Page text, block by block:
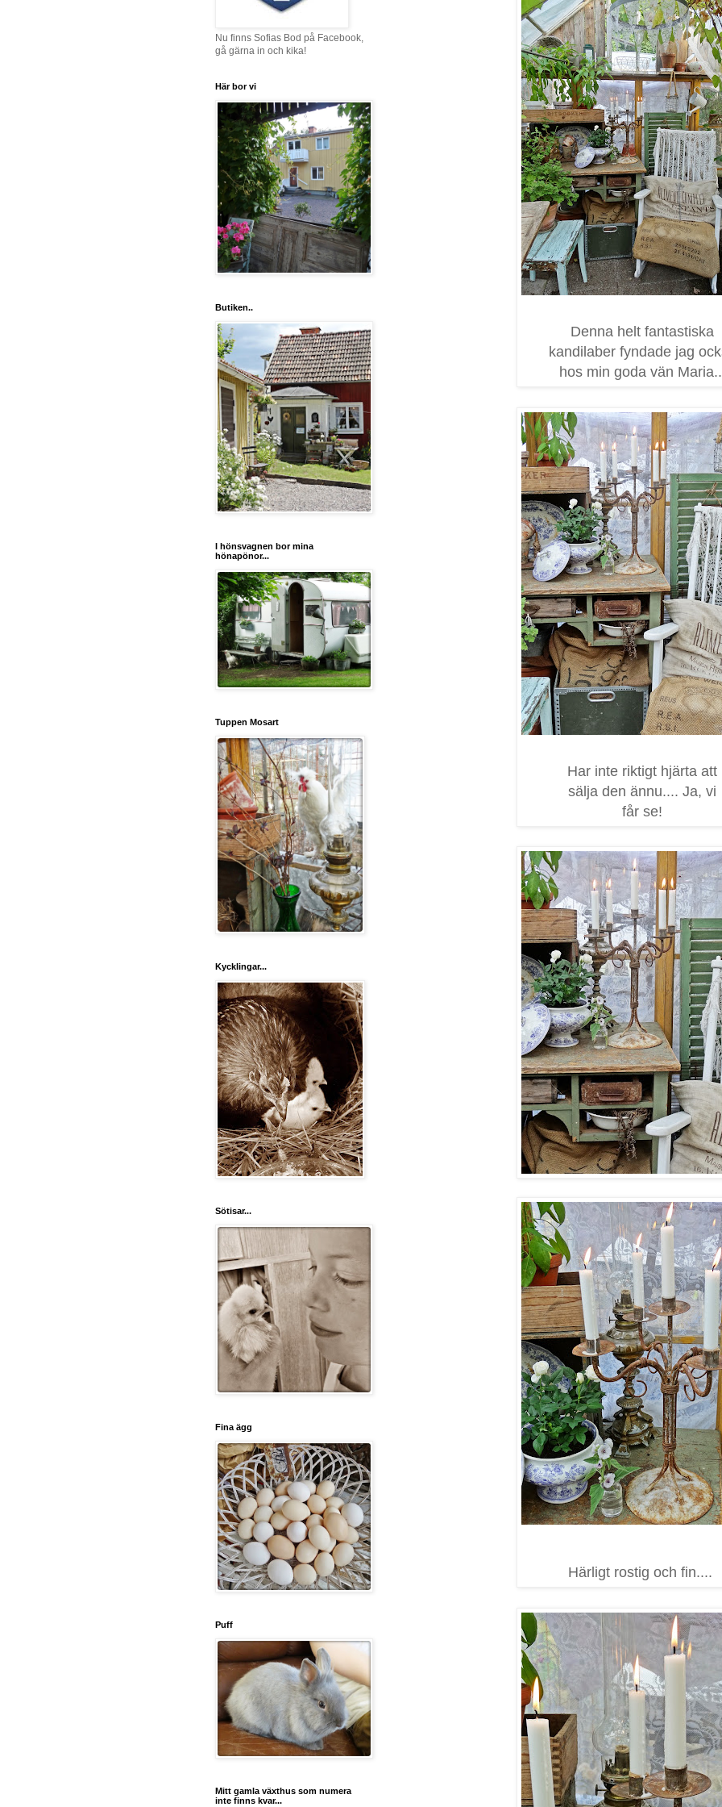
Denna helt fantastiska
kandilaber fyndade jag
hos min goda vän
Har inte riktigt hjärta att
sälja den ännu.... Ja, vi
får se!
Härligt rostig och fin....
Nu finns Sofias Bod på Facebook,
gå gärna in och kika!
Här bor vi
Butiken..
I hönsvagnen bor mina
hönapönor...
Tuppen Mosart
Kycklingar...
Sötisar...
Fina ägg
Puff
Mitt gamla växthus som numera
inte finns kvar...